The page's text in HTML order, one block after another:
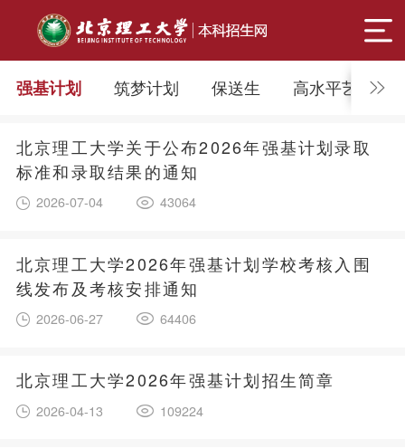
强基计划 筑梦计划 保送生 高水平艺术团
北京理工大学关于公布2026年强基计划录取
标准和录取结果的通知
2026-07-04 43064
北京理工大学2026年强基计划学校考核入围
线发布及考核安排通知
2026-06-27 64406
北京理工大学2026年强基计划招生简章
2026-04-13 109224